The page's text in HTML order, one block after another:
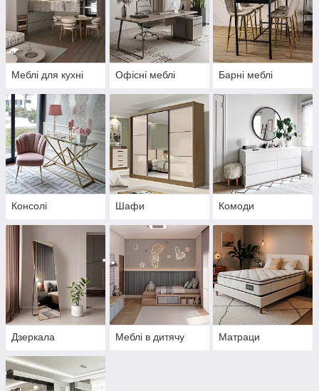
Меблі для кухні Офісні меблі Барні меблі
Консолі Шафи Комоди
Дзеркала Меблі в дитячу Матраци